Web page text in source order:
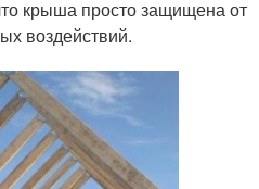
крыша просто защищена от
воздействий.